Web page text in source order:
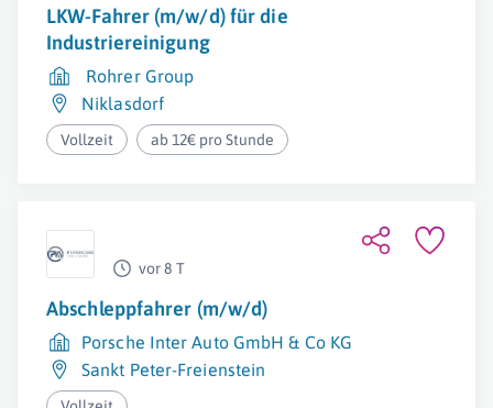
LKW-Fahrer (m/w/d) für die
Industriereinigung
Rohrer Group
Niklasdorf
Vollzeit ab 12€ pro Stunde
vor 8 T
Abschleppfahrer (m/w/d)
Porsche Inter Auto GmbH & Co KG
Sankt Peter-Freienstein